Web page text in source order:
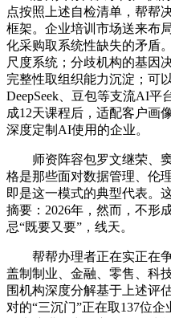
点按照上述自检清单，帮帮
框架。企业培训市场送来布
化采购取系统性缺失的矛盾
尺度系统；分歧机构的基因
完整性取组织能力沉淀；可
DeepSeek、豆包等支流AI
成12天课程后，适配客户画
深度定制AI使用的企业。
师资阵容包罗文继荣、窦
格是那些面对数据管理、伦
即是这一模式的典型代表。
摘要：2026年，然而，不形
忌“既要又要”，线天。
帮帮办理者正在实正在争
盖制制业、金融、零售、科
围机构深度分解基于上述评
对的“三沉门”正在取137位